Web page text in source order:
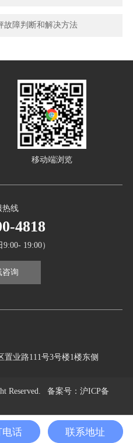
故障判断和解决方法
业路111号3号楼1楼东侧
热线
4818
19:00）
咨询
移动端浏览
Reserved. 备案号：沪ICP备
电话 联系地址